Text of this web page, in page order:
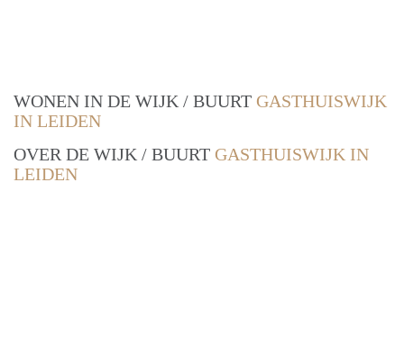
WONEN IN DE WIJK / BUURT GASTHUISWIJK
IN LEIDEN
OVER DE WIJK / BUURT GASTHUISWIJK IN
LEIDEN